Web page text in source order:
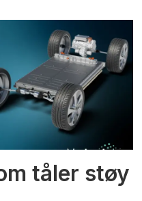
tåler støy